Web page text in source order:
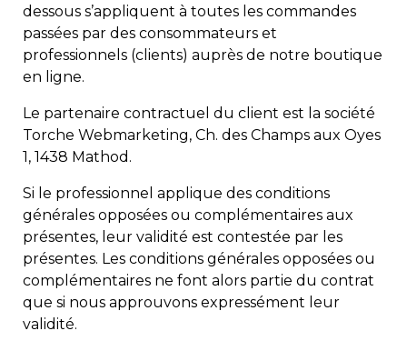
dessous s’appliquent à toutes les commandes
passées par des consommateurs et
professionnels (clients) auprès de notre boutique
en ligne.
Le partenaire contractuel du client est la société
Torche Webmarketing, Ch. des Champs aux Oyes
1, 1438 Mathod.
Si le professionnel applique des conditions
générales opposées ou complémentaires aux
présentes, leur validité est contestée par les
présentes. Les conditions générales opposées ou
complémentaires ne font alors partie du contrat
que si nous approuvons expressément leur
validité.